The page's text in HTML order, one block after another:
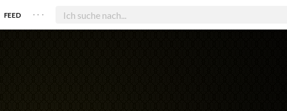
FEED . . .